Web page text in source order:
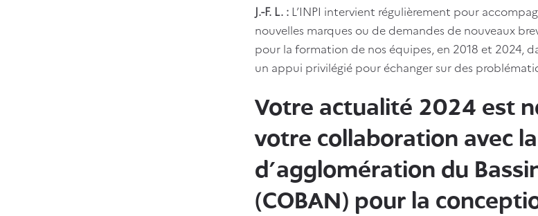
J.-F. L. : L’INPI intervient régulièrement pour
nouvelles marques ou de demandes de nouveaux
pour la formation de nos équipes, en 2018 et 2024,
un appui privilégié pour échanger sur des
Votre actualité 2024 est
votre collaboration avec
d'agglomération du
(COBAN) pour la